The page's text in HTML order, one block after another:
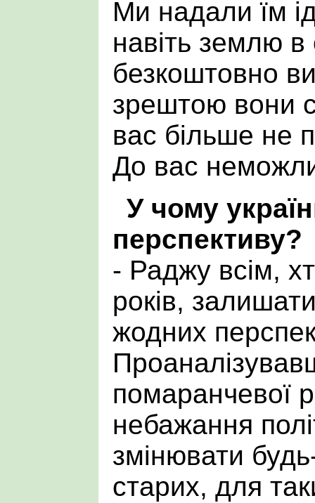
Ми надали їм
навіть землю
безкоштовно
зрештою вони
вас більше не
До вас
У чому
перспективу?
- Раджу всім,
років,
жодних
помаранчевої
небажання
змінювати
старих, для